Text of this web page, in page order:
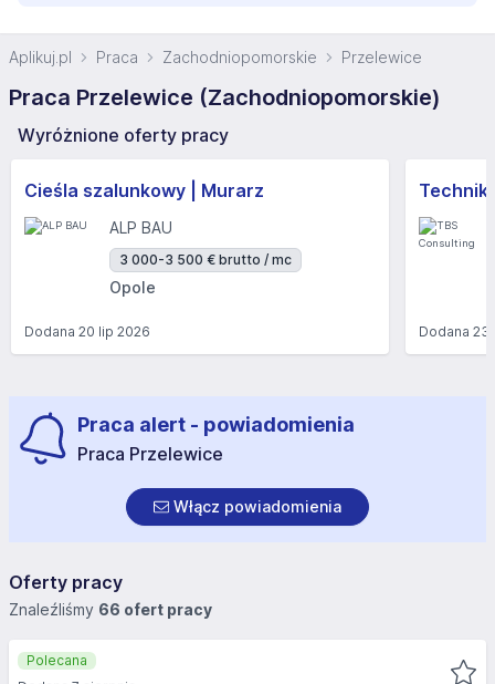
Aplikuj.pl Praca Zachodniopomorskie Przelewice
Praca Przelewice (Zachodniopomorskie)
Wyróżnione oferty pracy
Cieśla szalunkowy | Murarz
ALP BAU
3 000-3 500 € brutto / mc
Opole
Dodana 20 lip 2026 Dodana23
Praca alert - powiadomienia
Praca Przelewice
Włącz powiadomienia
Oferty pracy
Znaleźliśmy 66 ofert pracy
Polecana